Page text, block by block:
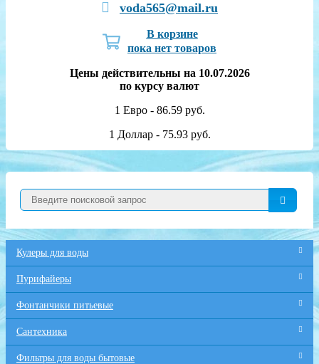
voda565@mail.ru
В корзине
пока нет товаров
Цены действительны на 10.07.2026
по курсу валют
1 Евро - 86.59 руб.
1 Доллар - 75.93 руб.
Кулеры для воды
Пурифайеры
Фонтанчики питьевые
Сантехника
Фильтры для воды бытовые